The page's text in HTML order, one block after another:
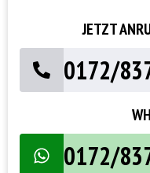
JETZT
0172/
0172/